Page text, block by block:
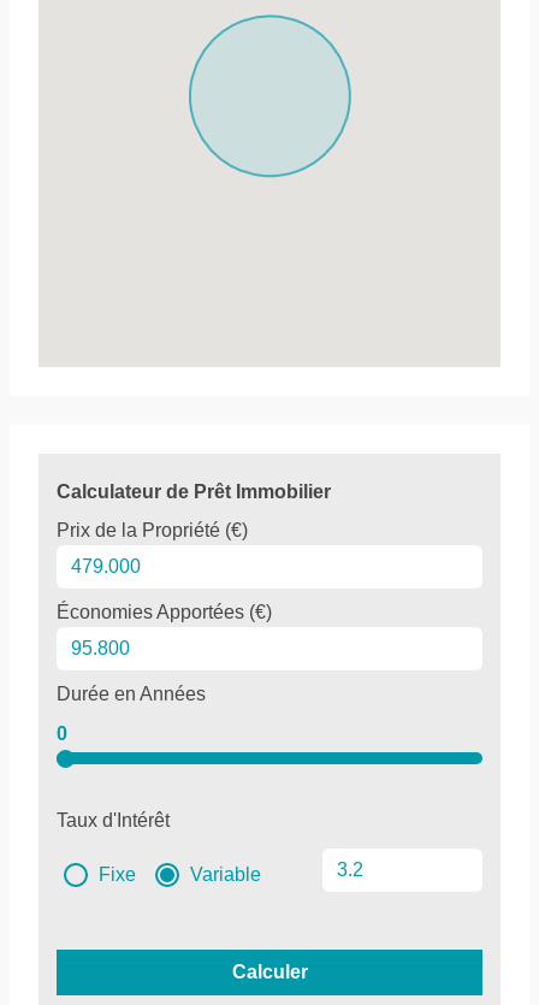
Calculateur de Prêt Immobilier
Prix de la Propriété (€)
Économies Apportées (€)
Durée en Années
0
Taux d'Intérêt
Fixe Variable
Calculer